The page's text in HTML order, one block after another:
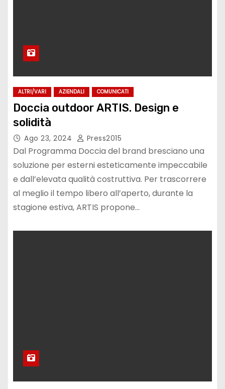
ALTRI/VARI AZIENDALI COMUNICATI
Doccia outdoor ARTIS. Design e
solidità
Ago 23, 2024 Press2015
Dal Programma Doccia del brand bresciano una
soluzione per esterni esteticamente impeccabile
e dall’elevata qualità costruttiva. Per trascorrere
al meglio il tempo libero all’aperto, durante la
stagione estiva, ARTIS propone…